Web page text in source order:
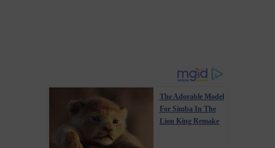
The Adorable Model
For Simba In The
Lion King Remake